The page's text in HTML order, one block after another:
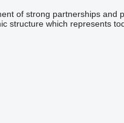
of strong partnerships
structure which represents